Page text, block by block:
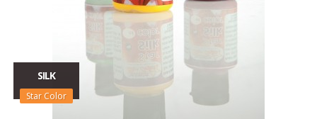
SILK
Star Color